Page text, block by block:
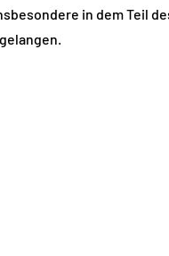
in dem Teil